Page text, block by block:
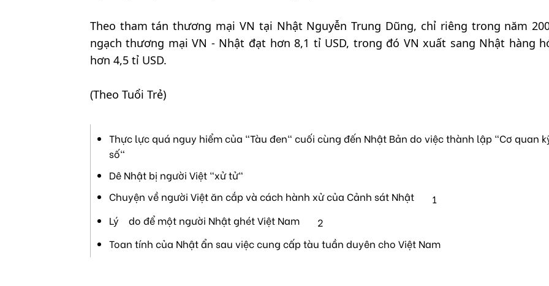
Theo tham tán thương mại VN tại Nhật Nguyễn Trung Dũng, chỉ riêng trong năm
ngạch thương mại VN - Nhật đạt hơn 8,1 tỉ USD, trong đó VN xuất sang Nhật hàng
hơn 4,5 tỉ USD.
(Theo Tuổi Trẻ)
Thực lực quá nguy hiểm của "Tàu đen" cuối cùng đến Nhật Bản do việc thành lập "Cơ quan
số"
Dê Nhật bị người Việt "xử tử"
Chuyện về người Việt ăn cắp và cách hành xử của Cảnh sát Nhật
1
Lý do để một người Nhật ghét Việt Nam
2
Toan tính của Nhật ẩn sau việc cung cấp tàu tuần duyên cho Việt Nam